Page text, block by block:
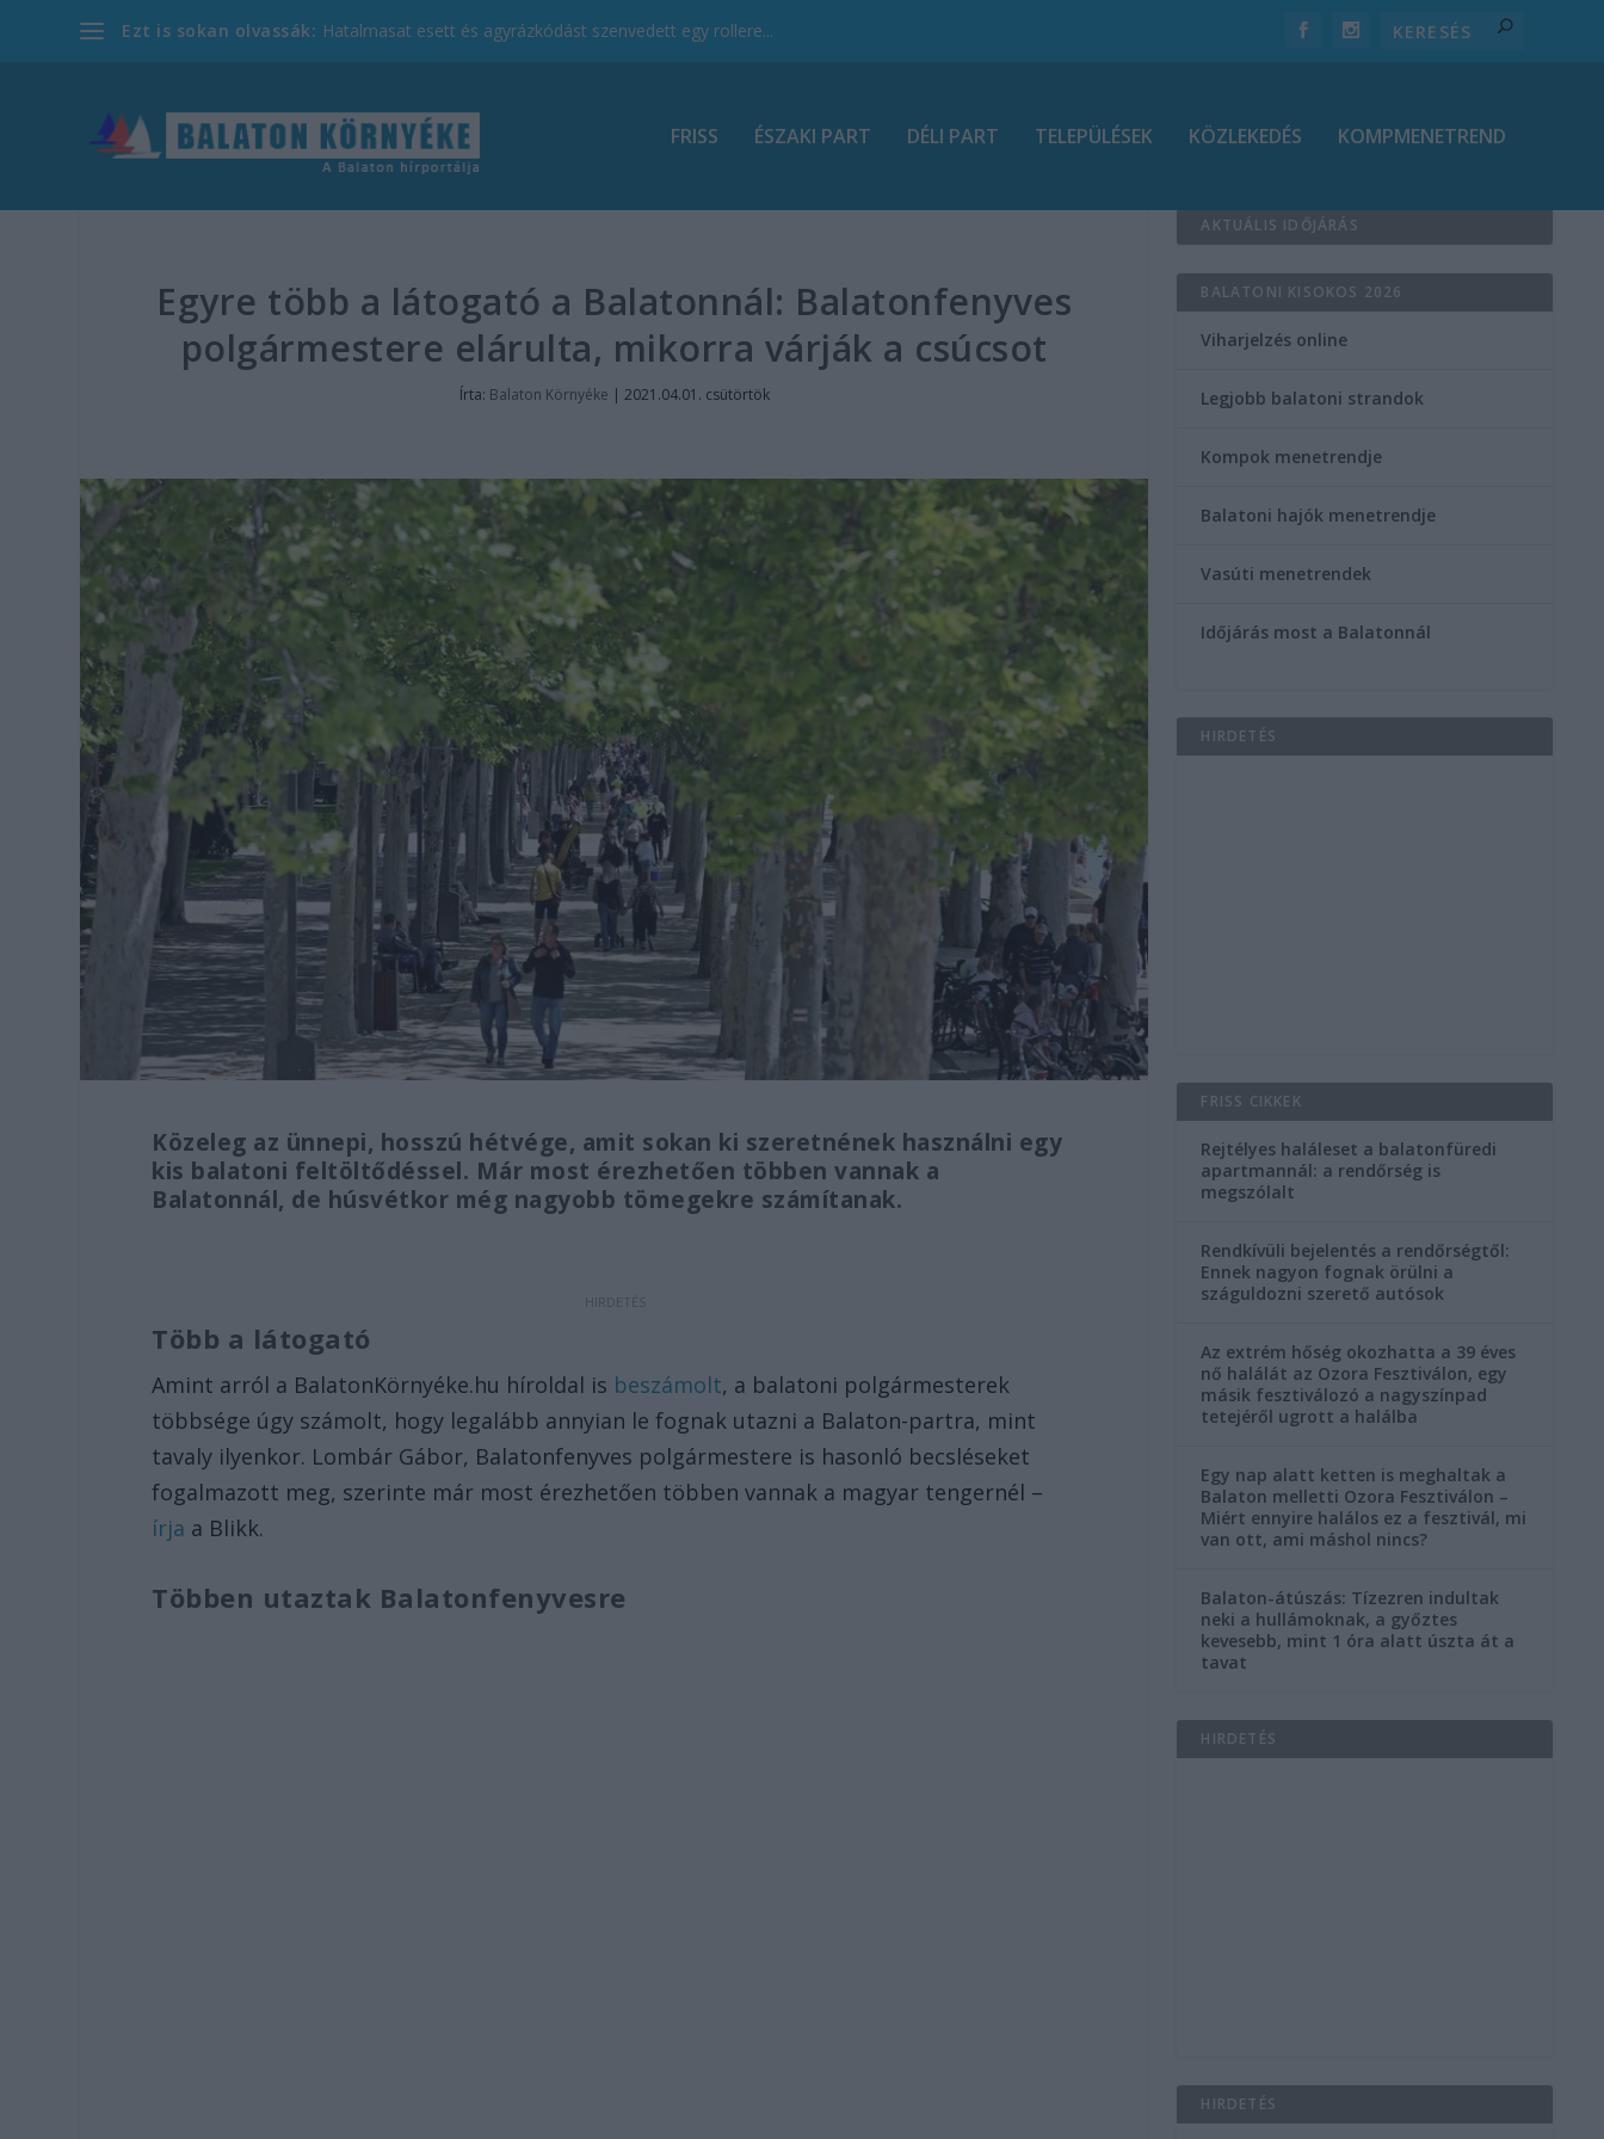
Ezt is sokan olvassák: Hatalmasat esett és agyrázkódást szenvedett egy rollere...
FRISS ÉSZAKI PART DÉLI PART TELEPÜLÉSEK KÖZLEKEDÉS KOMPMENETREND
Egyre több a látogató a Balatonnál: Balatonfenyves
polgármestere elárulta, mikorra várják a csúcsot
Írta: Balaton Környéke | 2021.04.01. csütörtök
Közeleg az ünnepi, hosszú hétvége, amit sokan ki szeretnének használni egy
kis balatoni feltöltődéssel. Már most érezhetően többen vannak a
Balatonnál, de húsvétkor még nagyobb tömegekre számítanak.
Több a látogató
Amint arról a BalatonKörnyéke.hu híroldal is beszámolt, a balatoni polgármesterek
többsége úgy számolt, hogy legalább annyian le fognak utazni a Balaton-partra, mint
tavaly ilyenkor. Lombár Gábor, Balatonfenyves polgármestere is hasonló becsléseket
fogalmazott meg, szerinte már most érezhetően többen vannak a magyar tengernél –
írja a Blikk.
Többen utaztak Balatonfenyvesre
AKTUÁLIS IDŐJÁRÁS
BALATONI KISOKOS 2026
Viharjelzés online
Legjobb balatoni strandok
Kompok menetrendje
Balatoni hajók menetrendje
Vasúti menetrendek
Időjárás most a Balatonnál
HIRDETÉS
FRISS CIKKEK
Rejtélyes haláleset a balatonfüredi
apartmannál: a rendőrség is
megszólalt
Rendkívüli bejelentés a rendőrségtől:
Ennek nagyon fognak örülni a
száguldozni szerető autósok
Az extrém hőség okozhatta a 39 éves
nő halálát az Ozora Fesztiválon, egy
másik fesztiválozó a nagyszínpad
tetejéről ugrott a halálba
Egy nap alatt ketten is meghaltak a
Balaton melletti Ozora Fesztiválon –
Miért ennyire halálos ez a fesztivál, mi
van ott, ami máshol nincs?
Balaton-átúszás: Tízezren indultak
neki a hullámoknak, a győztes
kevesebb, mint 1 óra alatt úszta át a
tavat
HIRDETÉS
HIRDETÉS